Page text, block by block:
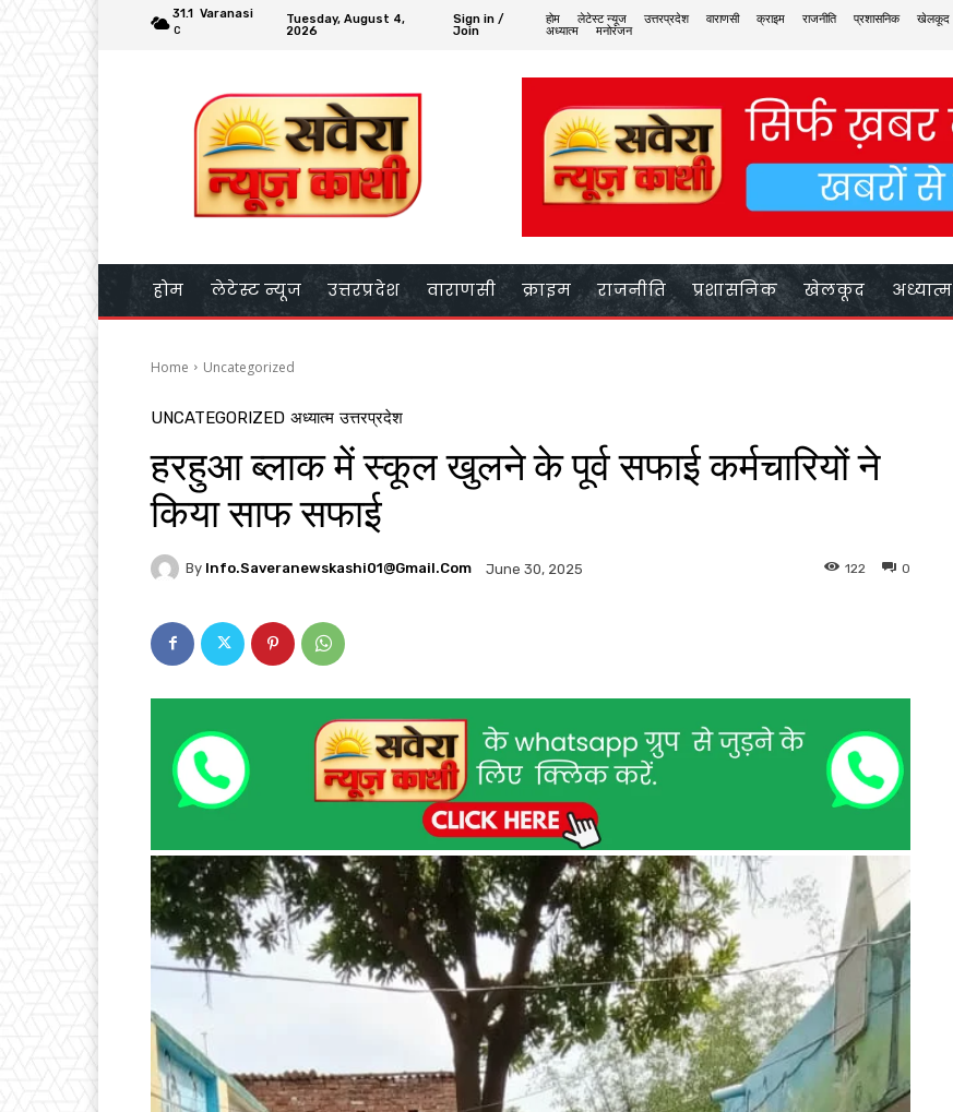
31.1
C
Varanasi
Tuesday, August 4,
2026
Sign in /
Join
होम लेटेस्ट न्यूज उत्तरप्रदेश वाराणसी क्राइम राजनीति प्रशासनिक
खेलकूद
अध्यात्म
मनोरंजन
होम लेटेस्ट न्यूज उत्तरप्रदेश वाराणसी क्राइम राजनीति प्रशासनिक खेलकूद अध्यात्म
Home Uncategorized
UNCATEGORIZED अध्यात्म उत्तरप्रदेश
हरहुआ ब्लाक में स्कूल खुलने के पूर्व सफाई कर्मचारियों ने
किया साफ सफाई
By Info.saveranewskashi01@gmail.com June 30, 2025 0
122